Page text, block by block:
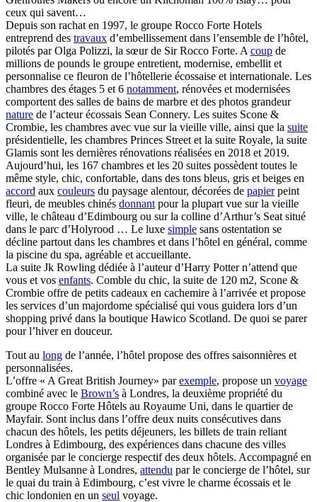
ceux qui savent…
Depuis son rachat en 1997, le groupe Rocco Forte Hotels
entreprend des travaux d’embellissement dans l’ensemble de l’hôtel,
pilotés par Olga Polizzi, la sœur de Sir Rocco Forte. A coup de
millions de pounds le groupe entretient, modernise, embellit et
personnalise ce fleuron de l’hôtellerie écossaise et internationale. Les
chambres des étages 5 et 6 notamment, rénovées et modernisées
comportent des salles de bains de marbre et des photos grandeur
nature de l’acteur écossais Sean Connery. Les suites Scone &
Crombie, les chambres avec vue sur la vieille ville, ainsi que la suite
présidentielle, les chambres Princes Street et la suite Royale, la suite
Glamis sont les dernières rénovations réalisées en 2018 et 2019.
Aujourd’hui, les 167 chambres et les 20 suites possèdent toutes le
même style, chic, confortable, dans des tons bleus, gris et beiges en
accord aux couleurs du paysage alentour, décorées de papierpeint
fleuri, de meubles chinés donnant pour la plupart vue sur la vieille
ville, le château d’Edimbourg ou sur la colline d’Arthur’s Seat situé
dans le parc d’Holyrood … Le luxe simple sans ostentation se
décline partout dans les chambres et dans l’hôtel en général, comme
la piscine du spa, agréable et accueillante.
La suite Jk Rowling dédiée à l’auteur d’Harry Potter n’attend que
vous et vos enfants. Comble du chic, la suite de 120 m2, Scone &
Crombie offre de petits cadeaux en cachemire à l’arrivée et propose
les services d’un majordome spécialisé qui vous guidera lors d’un
shopping privé dans la boutique Hawico Scotland. De quoi se parer
pour l’hiver en douceur.
Tout au long de l’année, l’hôtel propose des offres saisonnières et
personnalisées.
L’offre « A Great British Journey» parexemple, propose un voyage
combiné avec le Brown’s à Londres, la deuxième propriété du
groupe Rocco Forte Hôtels au Royaume Uni, dans le quartier de
Mayfair. Sont inclus dans l’offre deux nuits consécutives dans
chacun des hôtels, les petits déjeuners, les billets de train reliant
Londres à Edimbourg, des expériences dans chacune des villes
organisée par le concierge respectif des deux hôtels. Accompagné en
Bentley Mulsanne à Londres, attendu par le concierge de l’hôtel, sur
le quai du train à Edimbourg, c’est vivre le charme écossais et le
chic londonien en un seul voyage.